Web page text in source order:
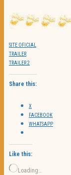
SITE OFICIAL
TRAILER
TRAILER 2
Share this:
X
FACEBOOK
WHATSAPP
Like this:
Loading…